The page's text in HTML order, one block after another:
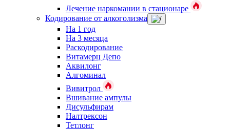
Лечение наркомании в стационаре
Кодирование от алкоголизма
На 1 год
На 3 месяца
Раскодирование
Витамерц Депо
Аквилонг
Алгоминал
Вивитрол
Вшивание ампулы
Дисульфирам
Налтрексон
Тетлонг